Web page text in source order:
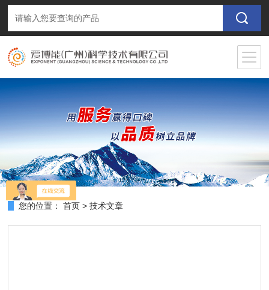
您的位置： 首页 >技术文章